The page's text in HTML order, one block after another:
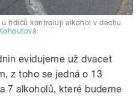
řidičů kontrolují alkohol v dechu
evidujeme už dvacet
z toho se jedná o 13
7 alkoholů, které budeme